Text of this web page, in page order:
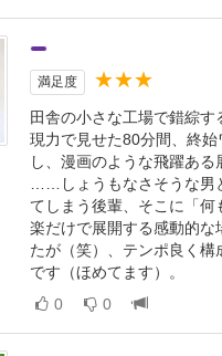
満足度 ★★★
田舎の小さな工場で錯綜
現力で見せた80分間、終
し、漫画のような飛躍あ
……しょうもなさそうな男
てしまう後輩、そこに「
楽だけで展開する感動的な
たが（笑）、テンポ良く
です（ほめてます）。
0 0